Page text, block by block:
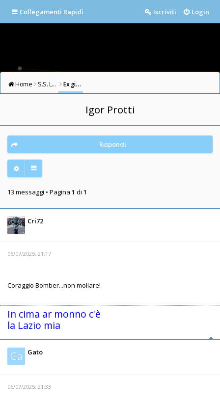
Collegamenti Rapidi Login
Iscriviti
Home S.S. LAZIO FORUM Ex giocatori della Lazio
Igor Protti
Rispondi
13 messaggi • Pagina 1 di 1
Cri72
06/07/2025, 21:17
Coraggio Bomber...non mollare!
In cima ar monno c'è
la Lazio mia
Ga Gato
06/07/2025, 21:33